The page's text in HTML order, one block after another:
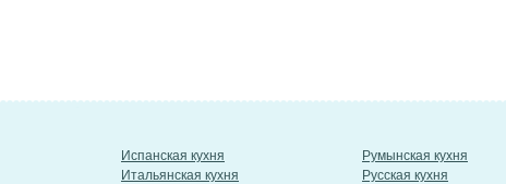
Испанская кухня
Итальянская кухня
Румынская кухня
Русская кухня